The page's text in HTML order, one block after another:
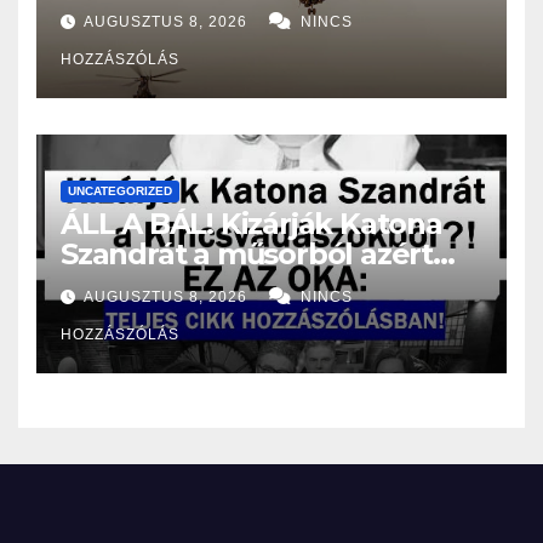
helikopterei, óriási a baj
Magyarországon! – Kiadták a
közleményt a lakosságnak:
AUGUSZTUS 8, 2026 NINCS
HOZZÁSZÓLÁS
UNCATEGORIZED
ÁLL A BÁL! Kizárják Katona
Szandrát a műsorból azért
amit tett?! – EZ AZ OKA:
AUGUSZTUS 8, 2026 NINCS
HOZZÁSZÓLÁS